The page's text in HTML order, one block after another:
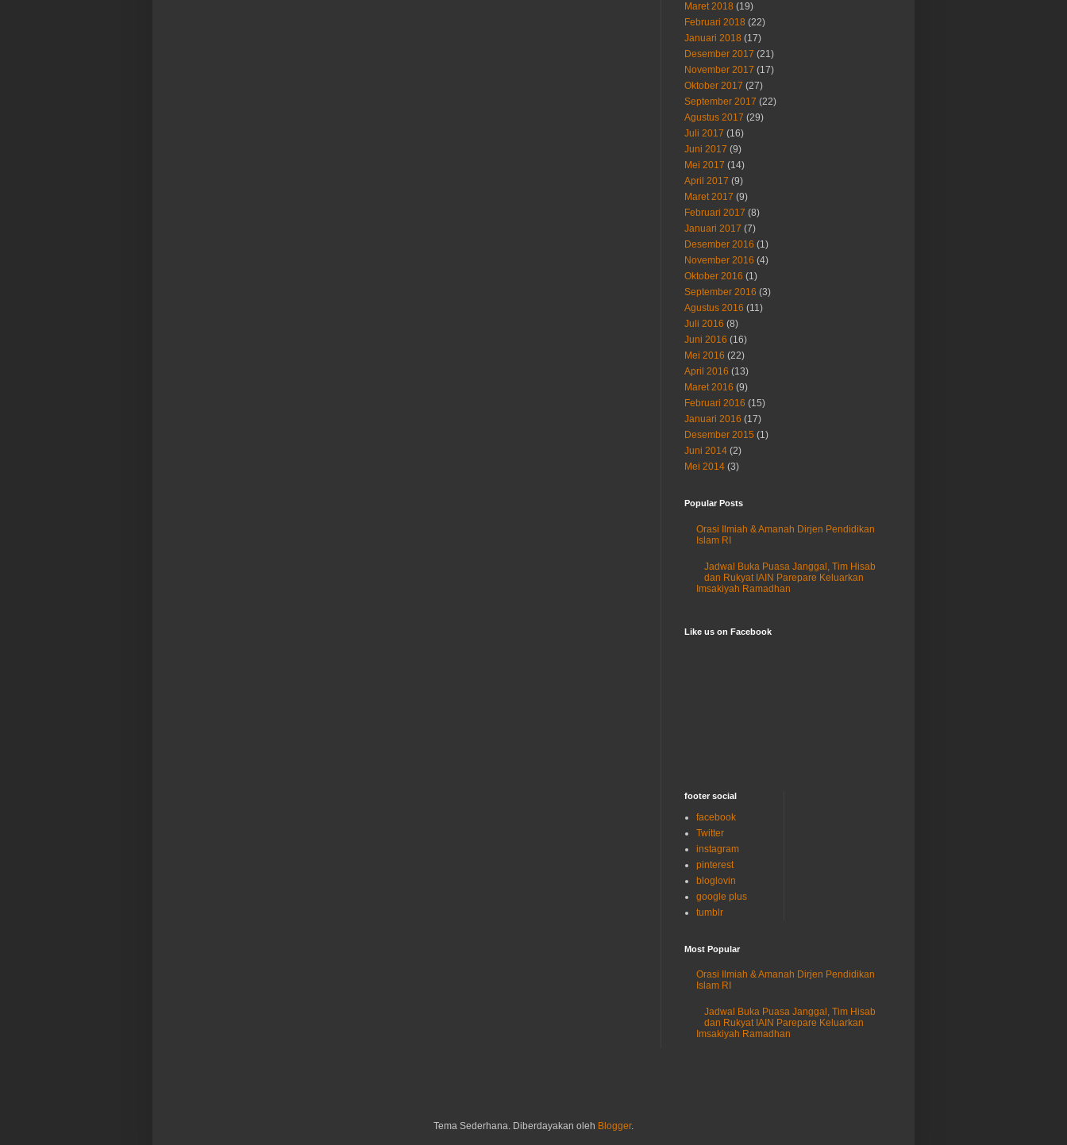
Maret 2018 (19)
Februari 2018 (22)
Januari 2018 (17)
Desember 2017 (21)
November 2017 (17)
Oktober 2017 (27)
September 2017 (22)
Agustus 2017 (29)
Juli 2017 (16)
Juni 2017 (9)
Mei 2017 (14)
April 2017 (9)
Maret 2017 (9)
Februari 2017 (8)
Januari 2017 (7)
Desember 2016 (1)
November 2016 (4)
Oktober 2016 (1)
September 2016 (3)
Agustus 2016 (11)
Juli 2016 (8)
Juni 2016 (16)
Mei 2016 (22)
April 2016 (13)
Maret 2016 (9)
Februari 2016 (15)
Januari 2016 (17)
Desember 2015 (1)
Juni 2014 (2)
Mei 2014 (3)
Popular Posts
Orasi Ilmiah & Amanah Dirjen Pendidikan
Islam RI
Jadwal Buka Puasa Janggal, Tim Hisab
dan Rukyat IAIN Parepare Keluarkan
Imsakiyah Ramadhan
Like us on Facebook
footer social
facebook
Twitter
instagram
pinterest
bloglovin
google plus
tumblr
Most Popular
Orasi Ilmiah & Amanah Dirjen Pendidikan
Islam RI
Jadwal Buka Puasa Janggal, Tim Hisab
dan Rukyat IAIN Parepare Keluarkan
Imsakiyah Ramadhan
Tema Sederhana. Diberdayakan oleh Blogger.